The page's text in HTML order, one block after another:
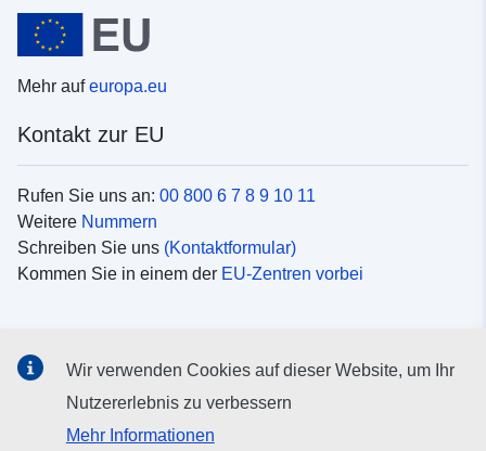
Mehr aufeuropa.eu
Kontakt zur EU
Rufen Sie uns an: 00 800 6 7 8 9 10 11
Weitere Nummern
Schreiben Sie uns (Kontaktformular)
Kommen Sie in einem der EU-Zentren vorbei
Suche nach EUSocial-Media-Kanäle
Wir verwenden Cookies auf dieser Website, um Ihr
Nutzererlebnis zu verbessern
Mehr Informationen